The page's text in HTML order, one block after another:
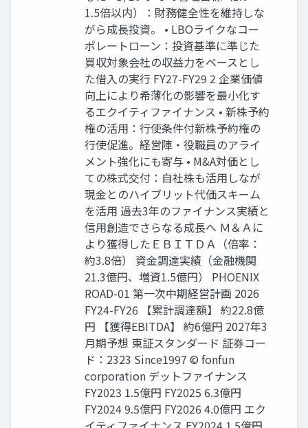
1.5倍以内）：財務健全性を維持しな
がら成長投資。 • LBOライクなコー
ポレートローン：投資基準に準じた
買収対象会社の収益力をベースとし
た借入の実行 FY27-FY29 2 企業価値
向上により希薄化の影響を最小化す
るエクイティファイナンス • 新株予約
権の活用：行使条件付新株予約権の
行使促進。経営陣・役職員のアライ
メント強化にも寄与 • M&A対価とし
ての株式交付：自社株も活用しなが
現金とのハイブリット代価スキーム
を活用 過去3年のファイナンス実績と
信用創造でさらなる成長へ Ｍ＆Ａに
より獲得したＥＢＩＴＤＡ（倍率：
約3.8倍） 資金調達実績（金融機関
21.3億円、増資1.5億円） PHOENIX
ROAD-01 第一次中期経営計画 2026
FY24-FY26 【累計調達額】 約22.8億
円 【獲得EBITDA】 約6億円 2027年3
月期予想 東証スタンダード 証券コー
ド：2323 Since1997 © fonfun
corporation デットファイナンス
FY2023 1.5億円 FY2025 6.3億円
FY2024 9.5億円 FY2026 4.0億円 エク